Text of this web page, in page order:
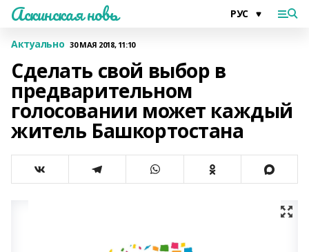
Аскинская новь
Актуально 30 МАЯ 2018, 11:10
Сделать свой выбор в
предварительном
голосовании может каждый
житель Башкортостана